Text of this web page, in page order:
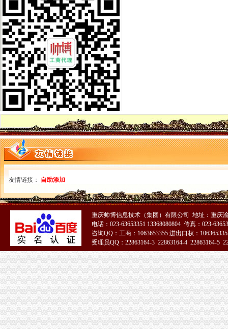
全系统“唱读讲”重庆海关在哪里活动呈现“四化”点
市重庆海关注册登记局召开全市工商系统击侵知识产权和制售冒伪劣产品专项
“十一五”海关报关注册登记证书期间全市外资企业实现跨越式发展
两江新区外商投资企业座谈会在北部新区局重庆海关在哪里召开
奉节局微企发展重实际、重庆海关在哪里出实招、求实效
铜梁县召开返乡农民工创办微型企业座谈会
渝北局工商登记窗口2010年连续12个月被评为“优秀窗口”重庆海关在哪里
市重庆海关注册消委会召开座谈会谋划2011年工作
市海关报关登记证书综办到市局检查指导平安建设和综工作
綦江局海关报关登记证书三举措深入助推微型企业发展
市重庆海关注册登记局发挥外资登记职能大力推进内陆开放高地建设
波局长、海关报关注册登记证书单衍华副局长赴万州区铁峰乡看望问困难群众
2010年重庆市海关报关注册登记证书流通领域烟花竹商品质量监测况
市重庆海关在哪里工商局等部门将继续加媒体广告监管
垫江县精心谋划2011年微型企业发展工作
巫溪局城厢一所“五方面”重庆海关注册登记积扶持返乡农民工再就业
市海关报关登记证书工商局市个协会召开新春座谈会
全市工商系统扎实开展“双述”重庆海关注册工作
2010年度全市重庆海关注册12315受理况分析
市局两名干部创作的海关报关注册登记证书箴言获全市系统箴言大赛三等
市重庆海关在哪里局召开12315系统升级新闻发布会
全市海关报关注册登记证书工商系统1月份第3周开展击侵知识产权和制售冒伪
全市海关报关登记证书外资金融机构稳步增长
驻市局纪检组、海关报关登记证书监察室连续9年在市纪委、市监察局年度工作
波局长、海关报关注册登记证书陈文渝副局长出席《加快涪陵区经济发展合作
波局海关报关注册登记证书长对全系统创先争优活动提出五点要求
市海关报关注册登记证书局六项举措贯彻落实总局创先争优活动座谈会精
重庆市重庆海关注册法建设课题研究工商界代表座谈会在市局召开
市重庆海关注册局加速推进《重庆市著名商标认定和保护条例》立法工作
全市海关报关登记证书推进商标品牌建设成绩显著
友情链接： 自助添加
重庆帅博信息技术（集团）有限公司 地址：重庆
电话：023-63653351 13368080804 传真：023-
咨询QQ：工商：1063653355 进出口权：
受理员QQ：22863164-3 22863164-4 22863164-5